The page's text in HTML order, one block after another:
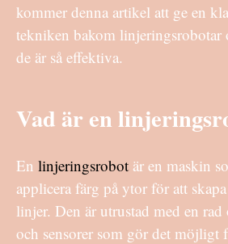
kommer denna artikel att ge en
tekniken bakom
de är så effektiva.
Vad är en
En linjeringsrobot är en maskin
applicera färg på ytor för att
linjer. Den är utrustad med en
och sensorer som gör det möjligt